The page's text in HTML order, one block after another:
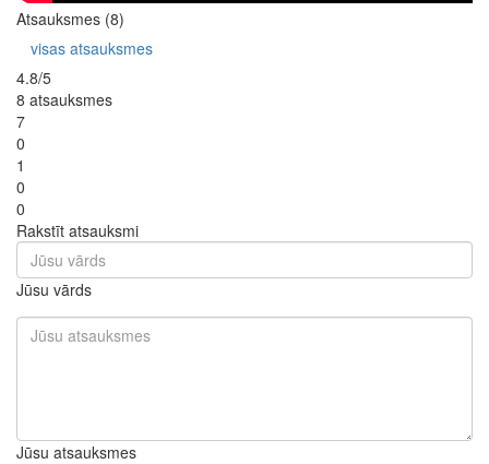
Atsauksmes (8)
visas atsauksmes
4.8/5
8 atsauksmes
7
0
1
0
0
Rakstīt atsauksmi
Jūsu vārds
Jūsu atsauksmes